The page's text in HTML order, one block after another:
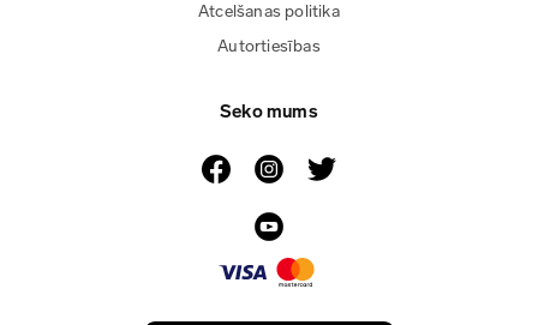
Atcelšanas politika
Autortiesības
Seko mums